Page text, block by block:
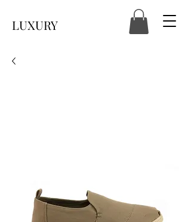
LUXURY